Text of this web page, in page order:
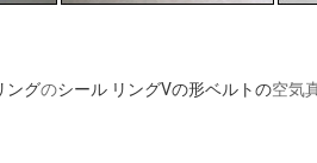
ングのシール リングVの形ベルトの空気